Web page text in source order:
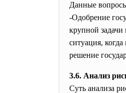
Данные
-Одобрение
крупной
ситуация,
решение
3.6. Анализ
Суть анализа